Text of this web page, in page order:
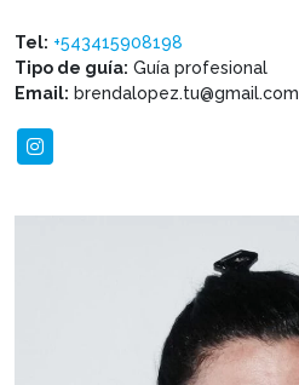
Tel: +543415908198
Tipo de guía: Guía profesional
Email: brendalopez.tu@gmail.com